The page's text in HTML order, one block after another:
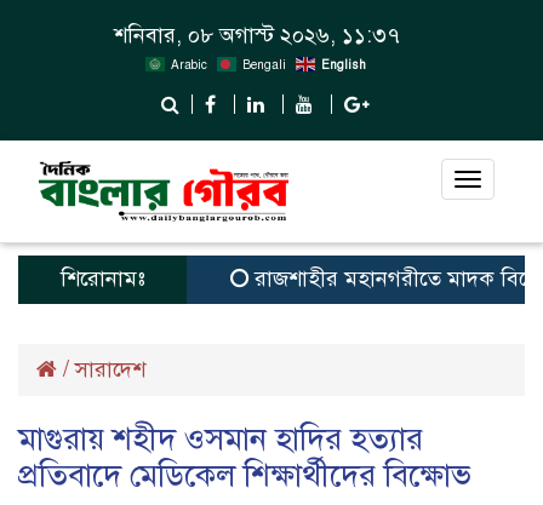
শনিবার, ০৮ অগাস্ট ২০২৬, ১১:৩৭
Arabic Bengali English
Toggle
শিরোনামঃ রাজশাহীর মহানগরীতে মাদক
/সারাদেশ
মাগুরায় শহীদ ওসমান হাদির হত্যার
প্রতিবাদে মেডিকেল শিক্ষার্থীদের বিক্ষোভ